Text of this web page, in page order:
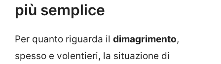
più semplice
Per quanto riguarda il dimagrimento,
spesso e volentieri, la situazione di